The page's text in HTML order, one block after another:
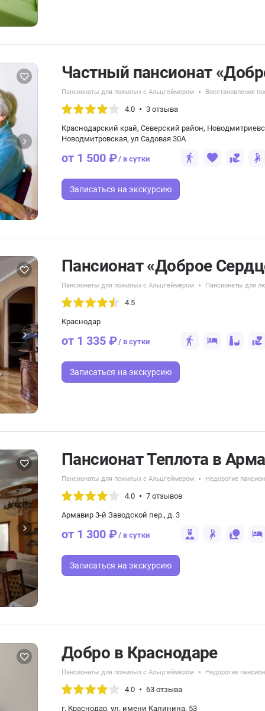
Частный пансионат
Пансионаты для пожилых с Альцгеймером Восстановление
4.0 3 отзыва
Краснодарский край, Северский район,
Новодмитровская, ул Садовая 30А
от 1 500 ₽/ в сутки
Записаться на экскурсию
Пансионат «Доброе
Пансионаты для пожилых с Альцгеймером Пансионаты для
4.5
Краснодар
от 1 335 ₽/ в сутки
Записаться на экскурсию
Пансионат Теплота в
Пансионаты для пожилых с Альцгеймером Недорогие
4.0 7 отзывов
Армавир 3-й Заводской пер., д. 3
от 1 300 ₽/ в сутки
Записаться на экскурсию
Добро в Краснодаре
Пансионаты для пожилых с Альцгеймером Недорогие
4.0 63 отзыва
г. Краснодар, ул. имени Калинина, 53